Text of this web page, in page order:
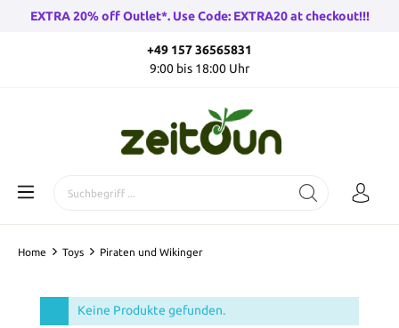
EXTRA 20% off Outlet*. Use Code: EXTRA20 at checkout!!!
+49 157 36565831
9:00 bis 18:00 Uhr
Home Toys Piraten und Wikinger
Keine Produkte gefunden.